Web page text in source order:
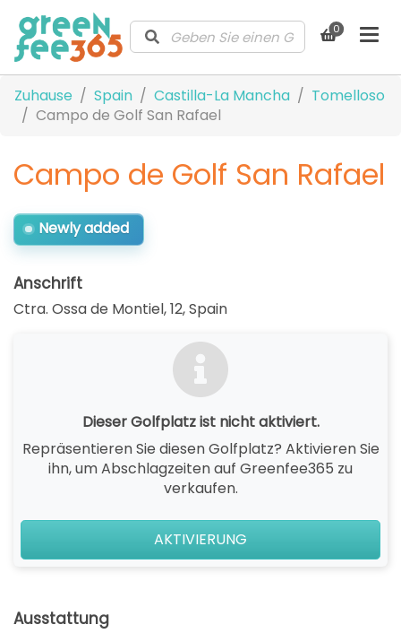
0
Zuhause Spain Castilla-La Mancha
Tomelloso
Campo de Golf San Rafael
Campo de Golf San Rafael
Newly added
Anschrift
Ctra. Ossa de Montiel, 12,Spain
Dieser Golfplatz ist nicht aktiviert.
Repräsentieren Sie diesen Golfplatz? Aktivieren Sie
ihn, um Abschlagzeiten auf Greenfee365 zu
verkaufen.
AKTIVIERUNG
Ausstattung